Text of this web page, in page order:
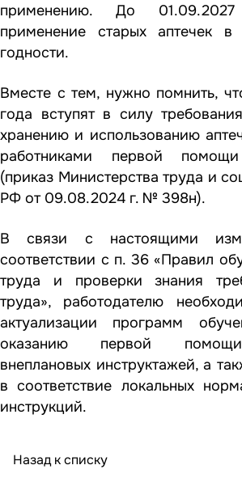
применению. До
применение старых аптечек в
годности.
Вместе с тем, нужно помнить,
года вступят в силу
хранению и использованию
работниками первой
(приказ Министерства труда и
РФ от 09.08.2024 г. № 398н).
В связи с настоящими
соответствии с п. 36 «Правил
труда и проверки знания
труда», работодателю
актуализации программ
оказанию первой
внеплановых инструктажей, а
в соответствие локальных
инструкций.
Назад к списку